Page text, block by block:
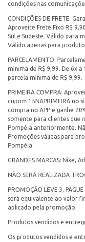
condições nas
CONDIÇÕES DE FRETE:
Aproveite Frete Fixo R$
Sul e Sudeste. Válido para
Válido apenas para
PARCELAMENTO:
mínima de R$ 9,99. De 6x
parcela mínima de R$ 9,99.
PRIMEIRA COMPRA:
cupom 15NAPRIMEIRA no
compra no APP e ganhe
somente para clientes que
Pompéia anteriormente.
Promoções válidas para
Pompéia.
GRANDES MARCAS: Nike,
NÃO SERÁ REALIZADA
PROMOÇÃO LEVE 3,
será equivalente ao valor
aplicado pela promoção.
Produtos vendidos e
Os produtos vendidos e